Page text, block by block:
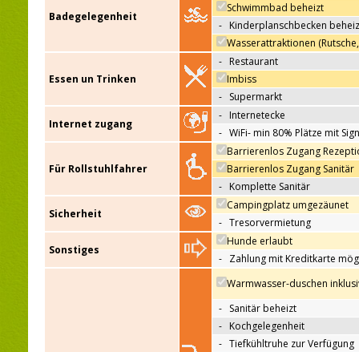
Badegelegenheit
Schwimmbad beheizt
- Kinderplanschbecken
Wasserattraktionen
Essen un Trinken
- Restaurant
Imbiss
- Supermarkt
Internet zugang
- Internetecke
- WiFi- min 80% Plätze mit
Für Rollstuhlfahrer
Barrierenlos Zugang
Barrierenlos Zugang Sanitär
- Komplette Sanitär
Sicherheit
Campingplatz umgezäunet
- Tresorvermietung
Sonstiges
Hunde erlaubt
- Zahlung mit Kreditkarte
Warmwasser-duschen
- Sanitär beheizt
- Kochgelegenheit
- Tiefkühltruhe zur Verfügung